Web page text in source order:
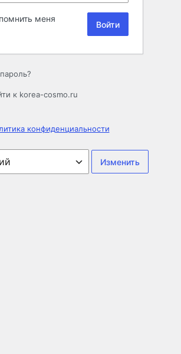
меня
к korea-cosmo.ru
конфиденциальности